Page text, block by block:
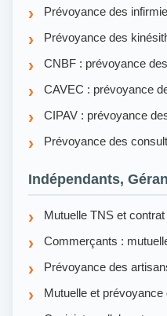
Prévoyance des
Prévoyance des
CNBF : prévoyance
CAVEC : prévoyance
CIPAV : prévoyance
Prévoyance des
Indépendants,
Mutuelle TNS et
Commerçants :
Prévoyance des
Mutuelle et